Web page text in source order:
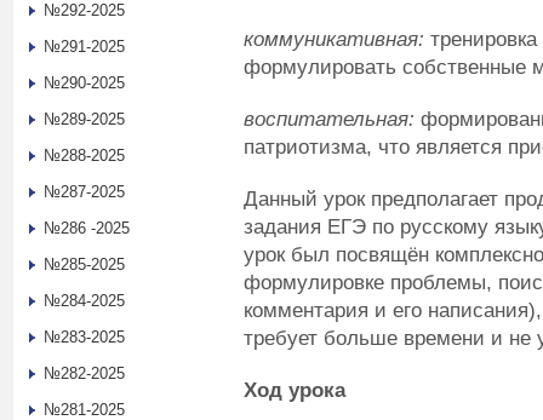
коммуникативная:
формулировать собственные
воспитательная:
патриотизма, что является
Данный урок предполагает
задания ЕГЭ по русскому
урок был посвящён
формулировке проблемы,
комментария и его
требует больше времени и не
Ход урока
№292-2025
№291-2025
№290-2025
№289-2025
№288-2025
№287-2025
№286 -2025
№285-2025
№284-2025
№283-2025
№282-2025
№281-2025